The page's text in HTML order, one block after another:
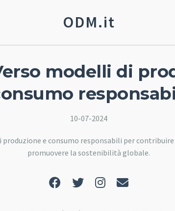
ODM.it
modelli di
10-07-2024
e consumo responsabili per
promuovere la sostenibilità globale.